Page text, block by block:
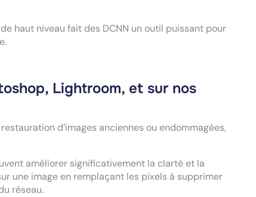
haut niveau fait des DCNN un outil puissant pour
Lightroom, et sur nos
d’images anciennes ou endommagées,
améliorer significativement la clarté et la
une image en remplaçant les pixels à supprimer
réseau.